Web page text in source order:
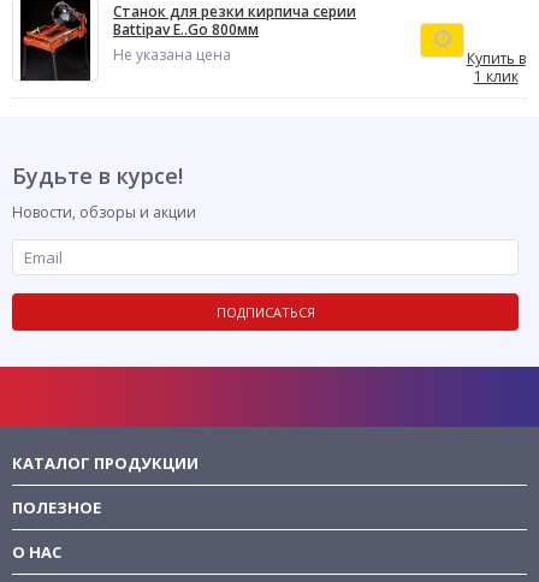
Станок для резки кирпича серии
Battipav E..Go 800мм
Не указана цена
Купить в
1 клик
Будьте в курсе!
Новости, обзоры и акции
ПОДПИСАТЬСЯ
КАТАЛОГ ПРОДУКЦИИ
ПОЛЕЗНОЕ
О НАС